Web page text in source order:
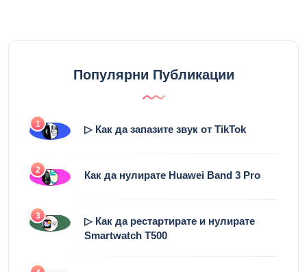
Популярни Публикации
1 ▷ Как да запазите звук от TikTok
2 Как да нулирате Huawei Band 3 Pro
3
▷ Как да рестартирате и нулирате
Smartwatch T500